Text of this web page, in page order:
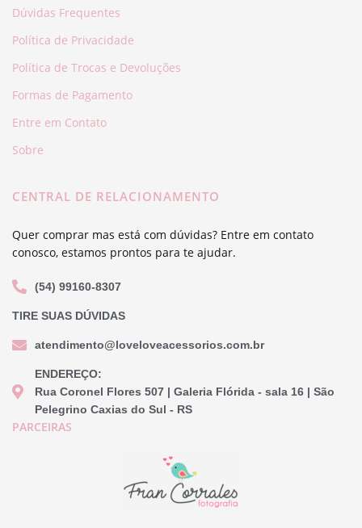
Dúvidas Frequentes
Política de Privacidade
Política de Trocas e Devoluções
Formas de Pagamento
Entre em Contato
Sobre
CENTRAL DE RELACIONAMENTO
Quer comprar mas está com dúvidas? Entre em contato
conosco, estamos prontos para te ajudar.
(54) 99160-8307
TIRE SUAS DÚVIDAS
atendimento@loveloveacessorios.com.br
ENDEREÇO:
Rua Coronel Flores 507 | Galeria Flórida - sala 16 | São
Pelegrino Caxias do Sul - RS
PARCEIRAS